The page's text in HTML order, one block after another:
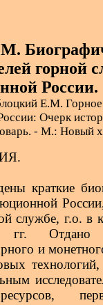
горной
России.
Е.М.
Очерк
- М.: Новый
краткие
службе, г.о. в
Отдано
и
технологий,